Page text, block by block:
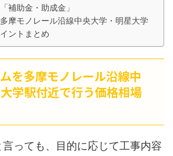
補助金・助成金」
摩モノレール沿線中央大学・明星大学
ントまとめ
を多摩モノレール沿線中
学駅付近で行う価格相場
っても、目的に応じて工事内容